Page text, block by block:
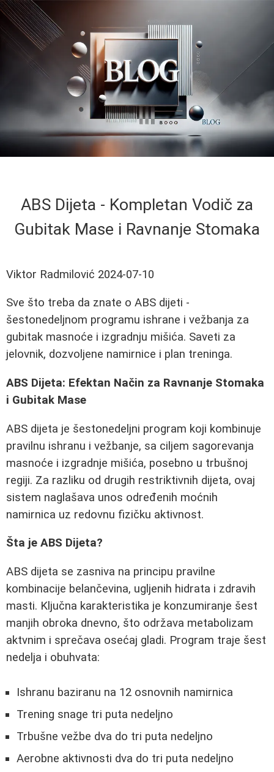
ABS Dijeta - Kompletan Vodič za
Gubitak Mase i Ravnanje Stomaka
Viktor Radmilović 2024-07-10
Sve što treba da znate o ABS dijeti -
šestonedeljnom programu ishrane i vežbanja za
gubitak masnoće i izgradnju mišića. Saveti za
jelovnik, dozvoljene namirnice i plan treninga.
ABS Dijeta: Efektan Način za Ravnanje Stomaka
i Gubitak Mase
ABS dijeta je šestonedeljni program koji kombinuje
pravilnu ishranu i vežbanje, sa ciljem sagorevanja
masnoće i izgradnje mišića, posebno u trbušnoj
regiji. Za razliku od drugih restriktivnih dijeta, ovaj
sistem naglašava unos određenih moćnih
namirnica uz redovnu fizičku aktivnost.
Šta je ABS Dijeta?
ABS dijeta se zasniva na principu pravilne
kombinacije belančevina, ugljenih hidrata i zdravih
masti. Ključna karakteristika je konzumiranje šest
manjih obroka dnevno, što održava metabolizam
aktvnim i sprečava osećaj gladi. Program traje šest
nedelja i obuhvata:
Ishranu baziranu na 12 osnovnih namirnica
Trening snage tri puta nedeljno
Trbušne vežbe dva do tri puta nedeljno
Aerobne aktivnosti dva do tri puta nedeljno